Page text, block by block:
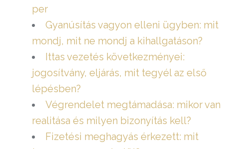
per
Gyanúsítás vagyon elleni ügyben: mit
mondj, mit ne mondj a kihallgatáson?
Ittas vezetés következményei:
jogosítvány, eljárás, mit tegyél az első
lépésben?
Végrendelet megtámadása: mikor van
realitása és milyen bizonyítás kell?
Fizetési meghagyás érkezett: mit